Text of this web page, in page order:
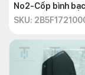
No2-Cốp bình
SKU: